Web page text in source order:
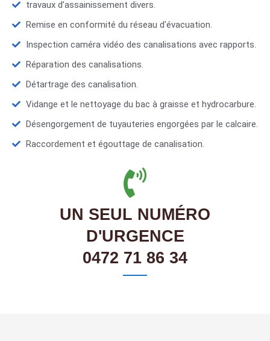
travaux d’assainissement divers.
Remise en conformité du réseau d'évacuation.
Inspection caméra vidéo des canalisations avec rapports.
Réparation des canalisations.
Détartrage des canalisation.
Vidange et le nettoyage du bac à graisse et hydrocarbure.
Désengorgement de tuyauteries engorgées par le calcaire.
Raccordement et égouttage de canalisation.
UN SEUL NUMÉRO
D'URGENCE
0472 71 86 34